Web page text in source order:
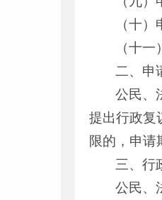
（十
（十
二、申
公民、
提出行政复
限的，申请
三、行
公民、